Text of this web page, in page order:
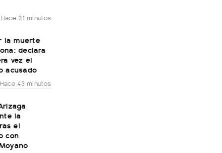
Hace 31 minutos
la muerte
declara
vez el
acusado
Hace 43 minutos
la
el
con